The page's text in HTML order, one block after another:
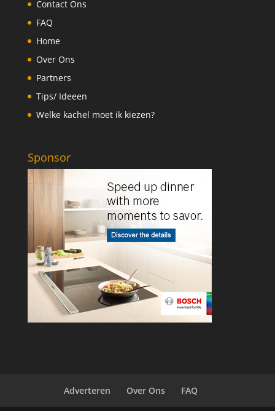
Contact Ons
FAQ
Home
Over Ons
Partners
Tips/ Ideeen
Welke kachel moet ik kiezen?
Sponsor
Adverteren Over Ons FAQ